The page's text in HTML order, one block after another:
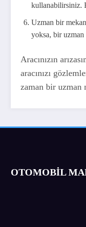
kullanabilirsiniz.
Uzman bir
yoksa, bir uzman
Aracınızın
aracınızı
zaman bir uzman
OTOMOBİL